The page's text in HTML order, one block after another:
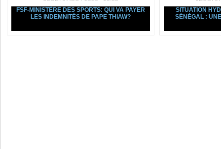
FSF-MINISTÈRE DES SPORTS: QUI VA PAYER
LES INDEMNITÉS DE PAPE THIAW?
SITUATION
SÉNÉGAL :